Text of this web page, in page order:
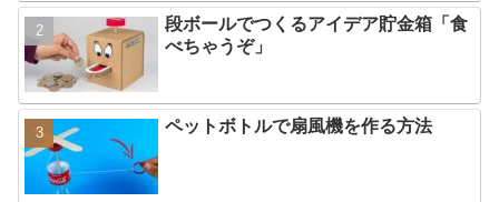
段ボールでつくるアイデア貯金箱「食
べちゃうぞ」
ペットボトルで扇風機を作る方法